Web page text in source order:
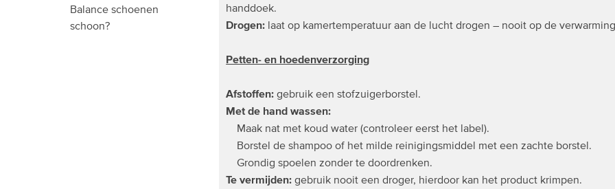
Balance schoenen
schoon?
handdoek.
Drogen: laat op kamertemperatuur aan de lucht drogen – nooit op de
Petten- en hoedenverzorging
Afstoffen:gebruik een stofzuigerborstel.
Met de hand wassen:
Maak nat met koud water (controleer eerst het label).
Borstel de shampoo of het milde reinigingsmiddel met een zachte borstel.
Grondig spoelen zonder te doordrenken.
Te vermijden: gebruik nooit een droger, hierdoor kan het product krimpen.